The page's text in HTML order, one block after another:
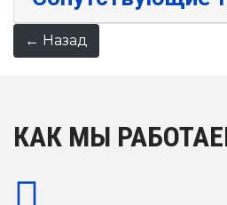
КАК МЫ